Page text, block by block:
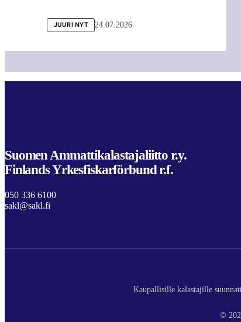
JUURI NYT 24.07.2026
Suomen Ammattikalastajaliitto r.y.
Finlands Yrkesfiskarförbund r.f.
050 336 6100
sakl@sakl.fi
Kaupallisille kalastajille
©